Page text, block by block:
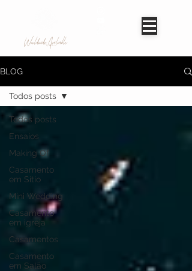
Worldwide Avaliable
BLOG
Todos posts
Ensaios
Making Of
Casamento
em Sítio
Mini Wedding
Casamento
em igreja
Casamentos
Casamento
em Salão
Todos posts